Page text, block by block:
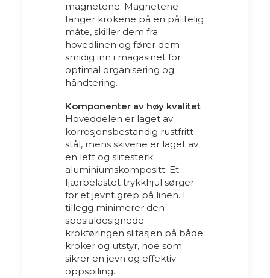
magnetene. Magnetene
fanger krokene på en pålitelig
måte, skiller dem fra
hovedlinen og fører dem
smidig inn i magasinet for
optimal organisering og
håndtering.
Komponenter av høy kvalitet
Hoveddelen er laget av
korrosjonsbestandig rustfritt
stål, mens skivene er laget av
en lett og slitesterk
aluminiumskompositt. Et
fjærbelastet trykkhjul sørger
for et jevnt grep på linen. I
tillegg minimerer den
spesialdesignede
krokføringen slitasjen på både
kroker og utstyr, noe som
sikrer en jevn og effektiv
oppspiling.